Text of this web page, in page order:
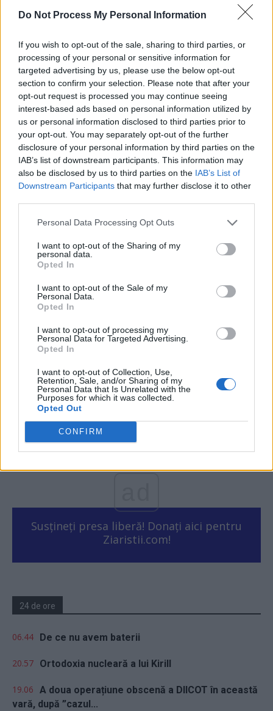
Do Not Process My Personal Information
If you wish to opt-out of the sale, sharing to third parties, or
processing of your personal or sensitive information for
targeted advertising by us, please use the below opt-out
section to confirm your selection. Please note that after your
opt-out request is processed you may continue seeing
interest-based ads based on personal information utilized by
us or personal information disclosed to third parties prior to
your opt-out. You may separately opt-out of the further
disclosure of your personal information by third parties on the
IAB’s list of downstream participants. This information may
also be disclosed by us to third parties on the IAB’s List of
Downstream Participants that may further disclose it to other
Personal Data Processing Opt Outs
I want to opt-out of the Sharing of my
personal data.
Opted In
I want to opt-out of the Sale of my
Personal Data.
Opted In
I want to opt-out of processing my
Personal Data for Targeted Advertising.
Opted In
I want to opt-out of Collection, Use,
Retention, Sale, and/or Sharing of my
Personal Data that Is Unrelated with the
Purposes for which it was collected.
Opted Out
CONFIRM
400 de persoane cercetate și 200 de dosare
penale pentru falsificarea...
Peste 370 de certificate sub bănuiala...
Redacţia - vineri, 27 august 2021
1 2
Susțineți presa liberă! Donați aici pentru
Ziaristii.com!
24 de ore
06.44 De ce nu avem baterii
20.57 Ortodoxia nucleară a lui Kirill
19.06 A doua operațiune obscenă a DIICOT în această
vară, după ”cazul...